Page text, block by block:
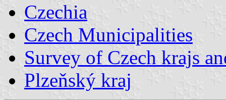
Czechia
Czech Municipalities
Survey of Czech krajs
Plzeňský kraj